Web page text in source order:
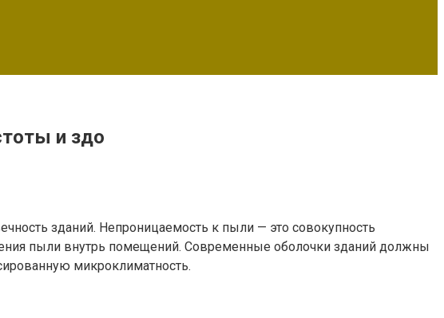
и здо
зданий. Непроницаемость к пыли — это совокупность
пыли внутрь помещений. Современные оболочки зданий должны
микроклиматность.